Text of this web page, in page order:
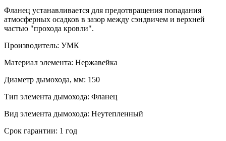
Фланец устанавливается для предотвращения попадания
атмосферных осадков в зазор между сэндвичем и верхней
частью "прохода кровли".
Производитель: УМК
Материал элемента: Нержавейка
Диаметр дымохода, мм: 150
Тип элемента дымохода: Фланец
Вид элемента дымохода: Неутепленный
Срок гарантии: 1 год